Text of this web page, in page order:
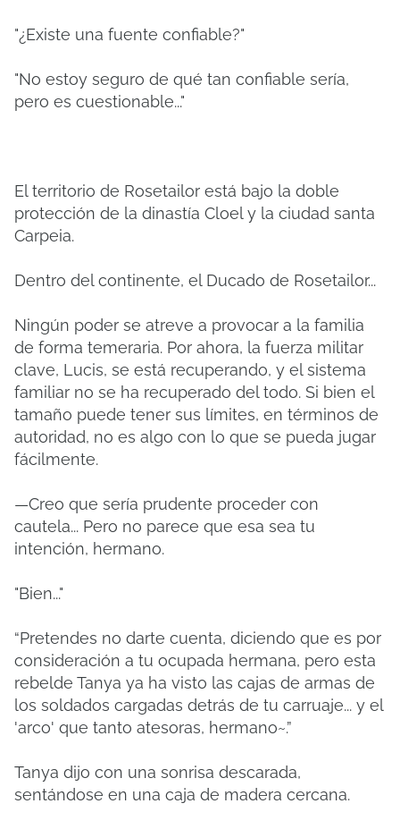
"¿Existe una fuente confiable?"
"No estoy seguro de qué tan confiable sería,
pero es cuestionable..."
El territorio de Rosetailor está bajo la doble
protección de la dinastía Cloel y la ciudad santa
Carpeia.
Dentro del continente, el Ducado de Rosetailor...
Ningún poder se atreve a provocar a la familia
de forma temeraria. Por ahora, la fuerza militar
clave, Lucis, se está recuperando, y el sistema
familiar no se ha recuperado del todo. Si bien el
tamaño puede tener sus límites, en términos de
autoridad, no es algo con lo que se pueda jugar
fácilmente.
—Creo que sería prudente proceder con
cautela... Pero no parece que esa sea tu
intención, hermano.
"Bien..."
“Pretendes no darte cuenta, diciendo que es por
consideración a tu ocupada hermana, pero esta
rebelde Tanya ya ha visto las cajas de armas de
los soldados cargadas detrás de tu carruaje... y el
'arco' que tanto atesoras, hermano~.”
Tanya dijo con una sonrisa descarada,
sentándose en una caja de madera cercana.